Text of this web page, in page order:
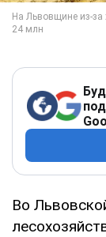
Во